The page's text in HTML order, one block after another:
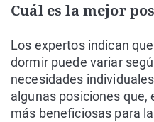
Cuál es la mejor
Los expertos indican
dormir puede variar
necesidades
algunas posiciones que,
más beneficiosas para